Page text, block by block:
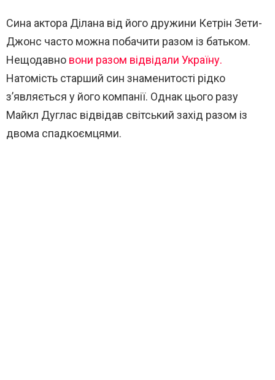
Сина актора Ділана від його дружини Кетрін Зети-
Джонс часто можна побачити разом із батьком.
Нещодавно вони разом відвідали Україну.
Натомість старший син знаменитості рідко
з’являється у його компанії. Однак цього разу
Майкл Дуглас відвідав світський захід разом із
двома спадкоємцями.